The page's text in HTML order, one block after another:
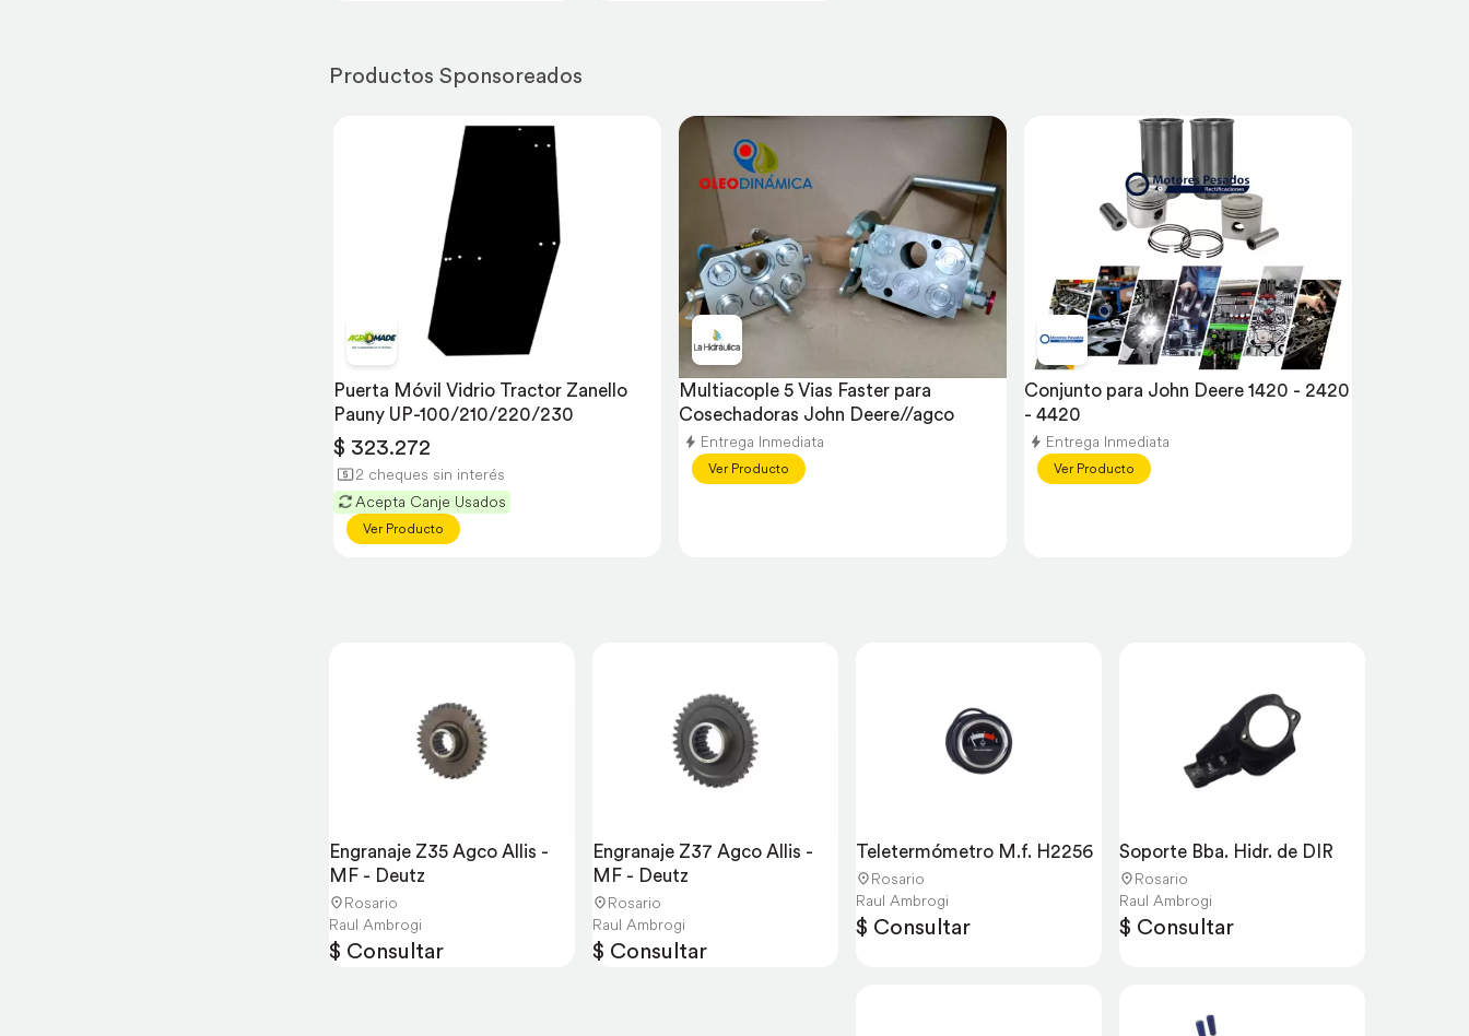
Engranaje Z35 Agco Allis -
MF - Deutz
Rosario
Raul Ambrogi
$ Consultar
Engranaje Z37 Agco Allis -
MF - Deutz
Rosario
Raul Ambrogi
$ Consultar
Teletermómetro M.f. H2256
Rosario
Raul Ambrogi
$ Consultar
Soporte Bba. Hidr. de DIR
Rosario
Raul Ambrogi
$ Consultar
Productos Sponsoreados
Puerta Móvil Vidrio Tractor Zanello
Pauny UP-100/210/220/230
$ 323.272
2 cheques sin interés
Acepta Canje Usados
Ver Producto
Multiacople 5 Vias Faster para
Cosechadoras John Deere//agco
Entrega Inmediata
Ver Producto
Conjunto para John Deere 1420 - 2420
- 4420
Entrega Inmediata
Ver Producto